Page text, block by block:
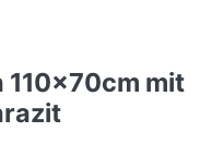
110x70cm mit